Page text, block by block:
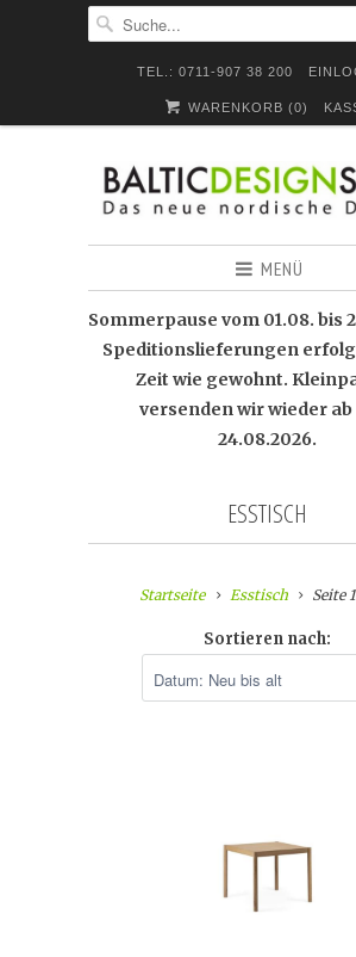
TEL.: 0711-907 38 200
WARENKORB (0)
MENÜ
Sommerpause vom 01.08. bis
Speditionslieferungen
Zeit wie gewohnt.
versenden wir wieder ab
24.08.2026.
ESSTISCH
Startseite Esstisch Seite
Sortieren nach: